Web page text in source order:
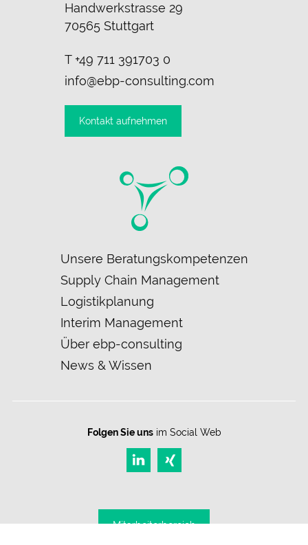
Handwerkstrasse 29
70565 Stuttgart
T +49 711 391703 0
info@ebp-consulting.com
Kontakt aufnehmen
Navigation
überspringen
Unsere Beratungskompetenzen
Supply Chain Management
Logistikplanung
Interim Management
Über ebp-consulting
News & Wissen
Folgen Sie unsim Social Web
Mitarbeiter­bereich